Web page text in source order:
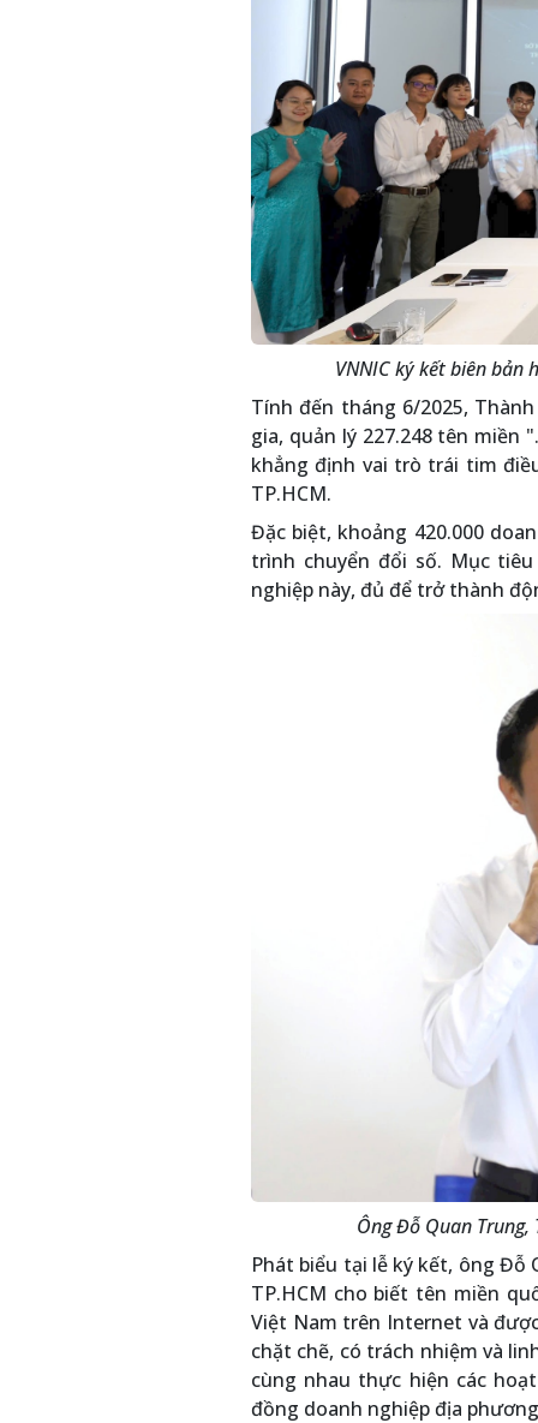
VNNIC ký kết biên bản
Tính đến tháng 6/2025,
gia, quản lý 227.248 tên miền
khẳng định vai trò trái tim
TP.HCM.
Đặc biệt, khoảng 420.000
trình chuyển đổi số. Mục
nghiệp này, đủ để trở thành
Ông Đỗ Quan
Phát biểu tại lễ ký kết, ông
TP.HCM cho biết tên miền
Việt Nam trên Internet và
chặt chẽ, có trách nhiệm và
cùng nhau thực hiện các
đồng doanh nghiệp địa